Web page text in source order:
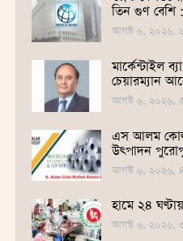
তিন গুণ
আগস্ট ৬, ২০২৬,
মার্কেন্টাইল
চেয়ারম্যান
আগস্ট ৬, ২০২৬,
এস আলম
উৎপাদন
আগস্ট ৬, ২০২৬,
হামে ২৪
আগস্ট ৬, ২০২৬,